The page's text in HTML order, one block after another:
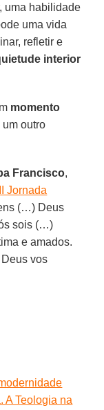
uma habilidade
uma vida
refletir e
interior
momento
outro
Francisco,
Jornada
(…) Deus
sois (…)
e amados.
vos
A Teologia na